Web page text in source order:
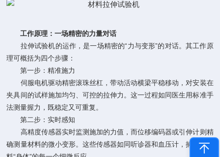
工作原理：一场精密的力量对话
拉伸试验机的运作，是一场精密的“力与变形”的对话。其工作原
理可概括为四个步骤：
第一步：精准施力
伺服电机驱动精密滚珠丝杠，带动活动横梁平稳移动，对安装在
夹具间的试样施加均匀、可控的拉伸力。这一过程如同医生用标准手
法测量握力，既稳定又可重复。
第二步：实时感知
高精度传感器实时监测施加的力值，而位移编码器或引伸计则精
确测量材料的微小变形。这些传感器如同听诊器和血压计，捕捉着材